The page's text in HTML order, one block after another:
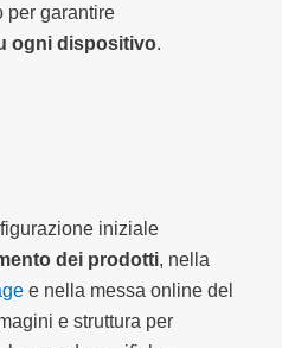
per garantire
ogni dispositivo.
iniziale
dei prodotti, nella
e nella messa online del
e struttura per